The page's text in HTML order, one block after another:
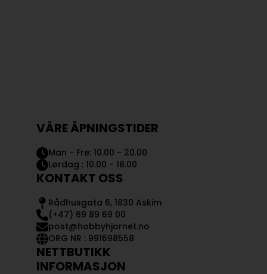
VÅRE ÅPNINGSTIDER
Man - Fre: 10.00 - 20.00
Lørdag : 10.00 - 18.00
KONTAKT OSS
Rådhusgata 6, 1830 Askim
(+47) 69 89 69 00
post@hobbyhjornet.no
ORG NR : 991698558
NETTBUTIKK
INFORMASJON